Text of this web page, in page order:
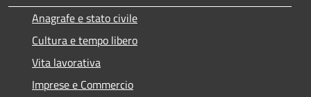
Anagrafe e stato civile
Cultura e tempo libero
Vita lavorativa
Imprese e Commercio